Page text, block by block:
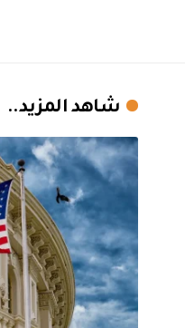
شاهد المزيد..